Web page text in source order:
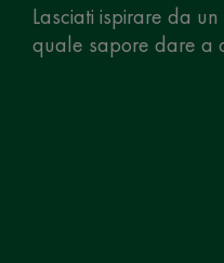
Lasciati ispirare da
quale sapore dare a